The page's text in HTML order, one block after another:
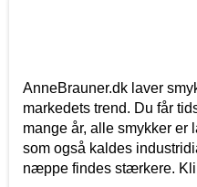
AnneBrauner.dk laver
markedets trend. Du får
mange år, alle smykker er
som også kaldes
næppe findes stærkere.